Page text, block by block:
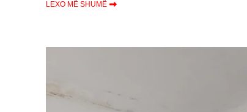
LEXO MË SHUMË